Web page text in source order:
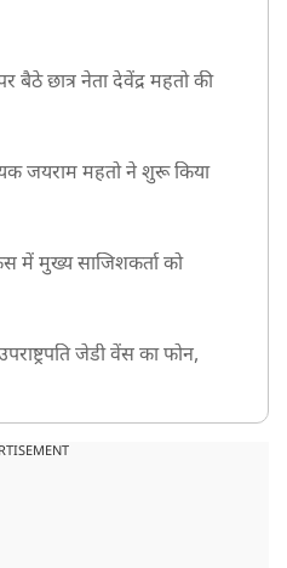
बैठे छात्र नेता देवेंद्र महतो की
जयराम महतो ने शुरू किया
में मुख्य साजिशकर्ता को
जेडी वेंस का फोन,
के बीच आज होगी तीसरे दौर